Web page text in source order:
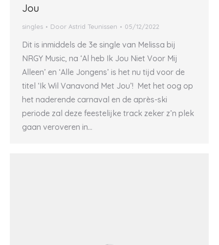
Jou
singles Door Astrid Teunissen 05/12/2022
Dit is inmiddels de 3e single van Melissa bij
NRGY Music, na ‘Al heb Ik Jou Niet Voor Mij
Alleen’ en ‘Alle Jongens’ is het nu tijd voor de
titel ‘Ik Wil Vanavond Met Jou’! Met het oog op
het naderende carnaval en de après-ski
periode zal deze feestelijke track zeker z’n plek
gaan veroveren in…